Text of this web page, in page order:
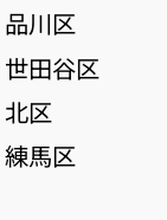
品川区
世田谷区
北区
練馬区